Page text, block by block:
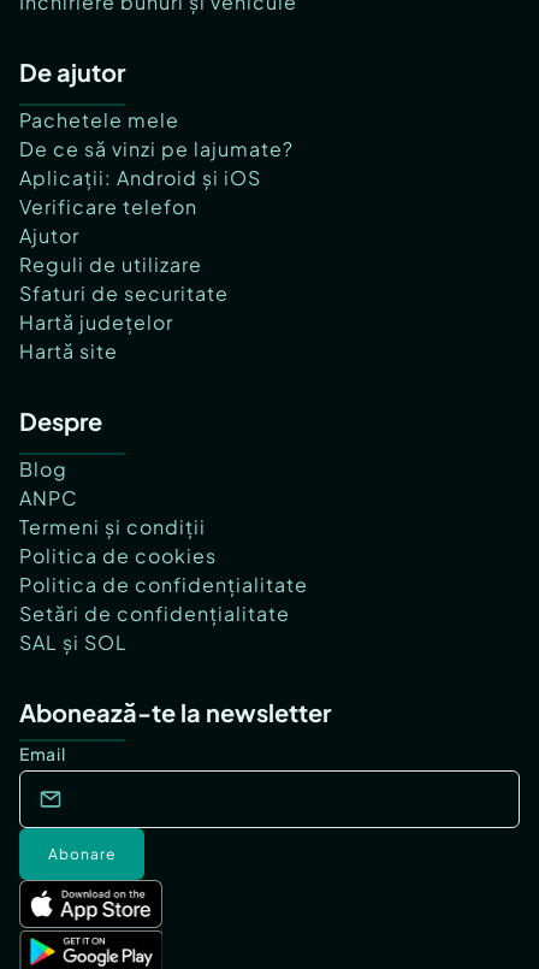
De ajutor
Pachetele mele
De ce să vinzi pe lajumate?
Aplicații: Android și iOS
Verificare telefon
Ajutor
Reguli de utilizare
Sfaturi de securitate
Hartă județelor
Hartă site
Despre
Blog
ANPC
Termeni și condiții
Politica de cookies
Politica de confidențialitate
Setări de confidențialitate
SAL și SOL
Abonează-te la newsletter
Email
Abonare